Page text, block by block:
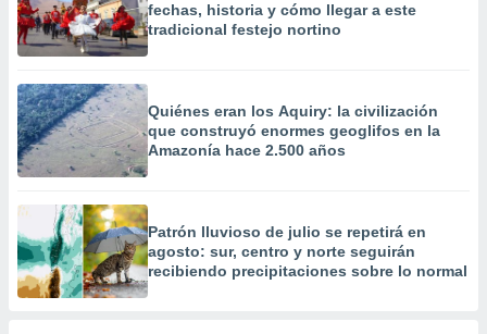
fechas, historia y cómo llegar a este
tradicional festejo nortino
Quiénes eran los Aquiry: la civilización
que construyó enormes geoglifos en la
Amazonía hace 2.500 años
Patrón lluvioso de julio se repetirá en
agosto: sur, centro y norte seguirán
recibiendo precipitaciones sobre lo normal